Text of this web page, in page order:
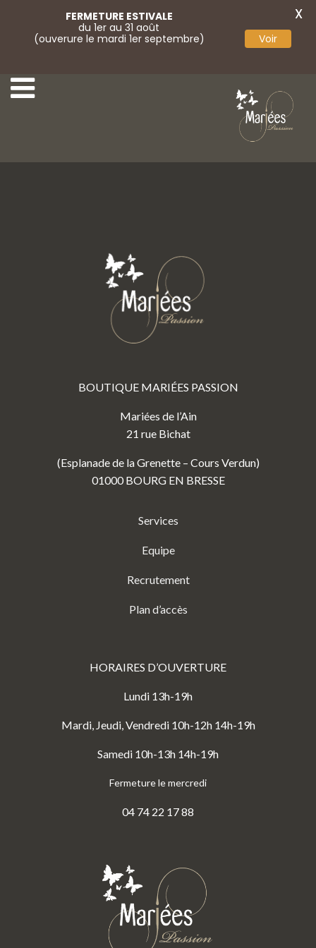
BOUTIQUE MARIÉES PASSION
Mariées de l’Ain
21 rue Bichat
(Esplanade de la Grenette – Cours Verdun)
01000 BOURG EN BRESSE
Services
Equipe
Recrutement
Plan d’accès
HORAIRES D’OUVERTURE
Lundi 13h-19h
Mardi, Jeudi, Vendredi 10h-12h 14h-19h
Samedi 10h-13h 14h-19h
Fermeture le mercredi
04 74 22 17 88
FERMETURE ESTIVALE
du 1er au 31 août
(ouverure le mardi 1er septembre)
Voir
X